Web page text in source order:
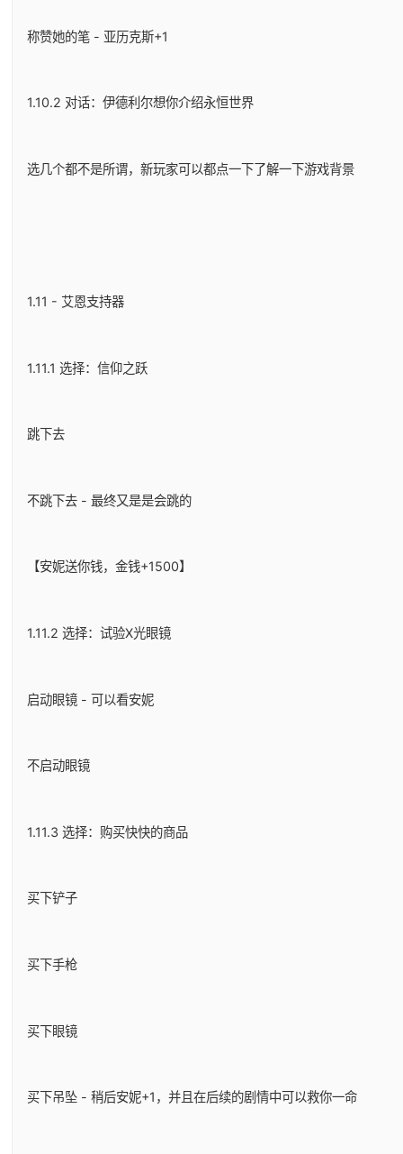
称赞她的笔 - 亚历克斯+1
1.10.2 对话：伊德利尔想你介绍永恒世界
选几个都不是所谓，新玩家可以都点一下了解一下游戏背景
1.11 - 艾恩支持器
1.11.1 选择：信仰之跃
跳下去
不跳下去 - 最终又是是会跳的
【安妮送你钱，金钱+1500】
1.11.2 选择：试验X光眼镜
启动眼镜 - 可以看安妮
不启动眼镜
1.11.3 选择：购买快快的商品
买下铲子
买下手枪
买下眼镜
买下吊坠 - 稍后安妮+1，并且在后续的剧情中可以救你一命